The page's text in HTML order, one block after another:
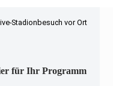
Stadionbesuch vor Ort
für Ihr Programm